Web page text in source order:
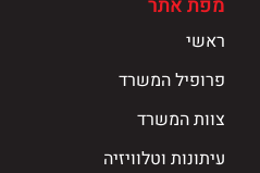
מפת אתר
ראשי
פרופיל המשרד
צוות המשרד
עיתונות וטלוויזיה